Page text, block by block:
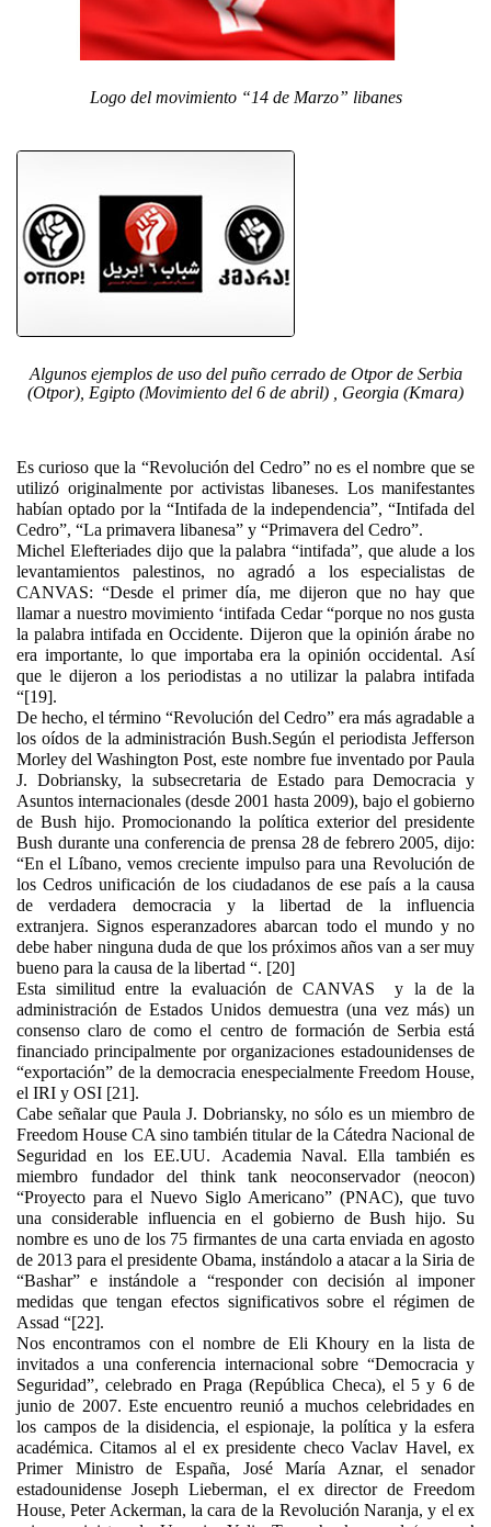
Logo del movimiento “14 de Marzo” libanes
Algunos ejemplos de uso del puño cerrado de Otpor de Serbia
(Otpor), Egipto (Movimiento del 6 de abril) , Georgia (Kmara)
Es curioso que la “Revolución del Cedro” no es el nombre que se
utilizó originalmente por activistas libaneses. Los manifestantes
habían optado por la “Intifada de la independencia”, “Intifada del
Cedro”, “La primavera libanesa” y “Primavera del Cedro”.
Michel Elefteriades dijo que la palabra “intifada”, que alude a los
levantamientos palestinos, no agradó a los especialistas de
CANVAS: “Desde el primer día, me dijeron que no hay que
llamar a nuestro movimiento ‘intifada Cedar “porque no nos gusta
la palabra intifada en Occidente. Dijeron que la opinión árabe no
era importante, lo que importaba era la opinión occidental. Así
que le dijeron a los periodistas a no utilizar la palabra intifada
“[19].
De hecho, el término “Revolución del Cedro” era más agradable a
los oídos de la administración Bush.Según el periodista Jefferson
Morley del Washington Post, este nombre fue inventado por Paula
J. Dobriansky, la subsecretaria de Estado para Democracia y
Asuntos internacionales (desde 2001 hasta 2009), bajo el gobierno
de Bush hijo. Promocionando la política exterior del presidente
Bush durante una conferencia de prensa 28 de febrero 2005, dijo:
“En el Líbano, vemos creciente impulso para una Revolución de
los Cedros unificación de los ciudadanos de ese país a la causa
de verdadera democracia y la libertad de la influencia
extranjera. Signos esperanzadores abarcan todo el mundo y no
debe haber ninguna duda de que los próximos años van a ser muy
bueno para la causa de la libertad “. [20]
Esta similitud entre la evaluación de CANVAS y la de la
administración de Estados Unidos demuestra (una vez más) un
consenso claro de como el centro de formación de Serbia está
financiado principalmente por organizaciones estadounidenses de
“exportación” de la democracia enespecialmente Freedom House,
el IRI y OSI [21].
Cabe señalar que Paula J. Dobriansky, no sólo es un miembro de
Freedom House CA sino también titular de la Cátedra Nacional de
Seguridad en los EE.UU. Academia Naval. Ella también es
miembro fundador del think tank neoconservador (neocon)
“Proyecto para el Nuevo Siglo Americano” (PNAC), que tuvo
una considerable influencia en el gobierno de Bush hijo. Su
nombre es uno de los 75 firmantes de una carta enviada en agosto
de 2013 para el presidente Obama, instándolo a atacar a la Siria de
“Bashar” e instándole a “responder con decisión al imponer
medidas que tengan efectos significativos sobre el régimen de
Assad “[22].
Nos encontramos con el nombre de Eli Khoury en la lista de
invitados a una conferencia internacional sobre “Democracia y
Seguridad”, celebrado en Praga (República Checa), el 5 y 6 de
junio de 2007. Este encuentro reunió a muchos celebridades en
los campos de la disidencia, el espionaje, la política y la esfera
académica. Citamos al el ex presidente checo Vaclav Havel, ex
Primer Ministro de España, José María Aznar, el senador
estadounidense Joseph Lieberman, el ex director de Freedom
House, Peter Ackerman, la cara de la Revolución Naranja, y el ex